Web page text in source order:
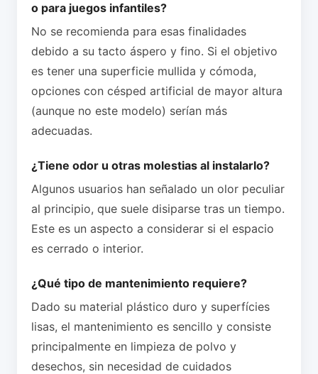
o para juegos infantiles?
No se recomienda para esas finalidades
debido a su tacto áspero y fino. Si el objetivo
es tener una superficie mullida y cómoda,
opciones con césped artificial de mayor altura
(aunque no este modelo) serían más
adecuadas.
¿Tiene odor u otras molestias al instalarlo?
Algunos usuarios han señalado un olor peculiar
al principio, que suele disiparse tras un tiempo.
Este es un aspecto a considerar si el espacio
es cerrado o interior.
¿Qué tipo de mantenimiento requiere?
Dado su material plástico duro y superfícies
lisas, el mantenimiento es sencillo y consiste
principalmente en limpieza de polvo y
desechos, sin necesidad de cuidados